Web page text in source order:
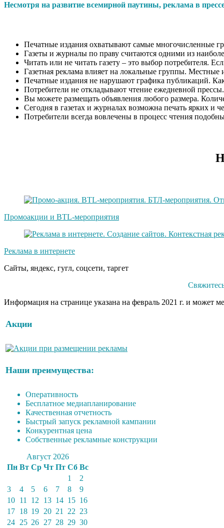
Несмотря на развитие всемирной паутины, реклама в
Печатные издания охватывают самые многочисленные
Газеты и журналы по праву считаются одними из
Читать или не читать газету – это выбор потребителя.
Газетная реклама влияет на локальные группы.
Печатные издания не нарушают графика публикаций. Как
Потребители не откладывают чтение ежедневной прессы.
Вы можете размещать объявления любого размера.
Сегодня в газетах и журналах возможна печать ярких и
Потребители всегда вовлечены в процесс чтения
Промоакции и BTL-мероприятия
Реклама в интернете
Сайты, яндекс, гугл, соцсети, таргет
Информация на странице указана на февраль 2021 г. и может
Акции
Наши преимущества:
Оперативность
Бесплатное медиапланирование
Качественная отчетность
Быстрый запуск рекламной кампании
Конкурентная цена
Собственные рекламные конструкции
Август 2026
Пн Вт Ср Чт Пт Сб Вс
1
2
3
4 5 6 7 8
9
10 11 12 13 14 15 16
17 18 19 20 21 22 23
24 25 26 27 28 29 30